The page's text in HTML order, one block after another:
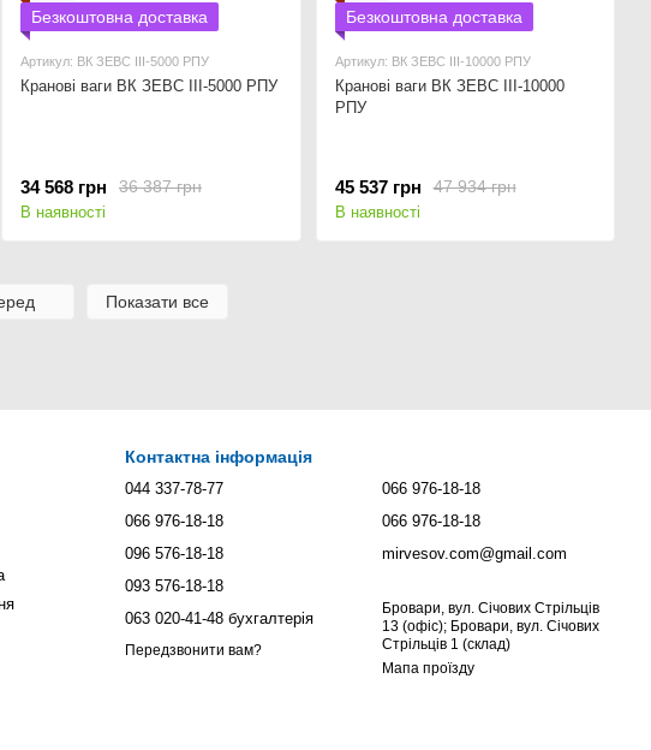
Безкоштовна доставка
Артикул: ВК ЗЕВС ІІІ-5000 РПУ
Кранові ваги ВК ЗЕВС ІІІ-5000 РПУ
36 387 грн
34 568 грн
В наявності
Безкоштовна доставка
Артикул: ВК ЗЕВС ІІІ-10000 РПУ
Кранові ваги ВК ЗЕВС ІІІ-10000
РПУ
47 934 грн
45 537 грн
В наявності
Показати все
Контактна інформація
044 337-78-77
066 976-18-18
096 576-18-18
093 576-18-18
063 020-41-48 бухгалтерія
Передзвонити вам?
066 976-18-18
066 976-18-18
mirvesov.com@gmail.com
Бровари, вул. Січових Стрільців
13 (офіс); Бровари, вул. Січових
Стрільців 1 (склад)
Мапа проїзду